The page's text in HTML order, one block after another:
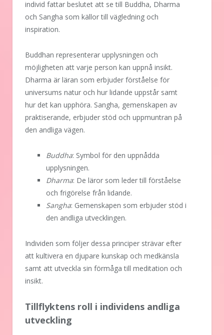
individ fattar beslutet att se till Buddha, Dharma
och Sangha som källor till vägledning och
inspiration.
Buddhan representerar upplysningen och
möjligheten att varje person kan uppnå insikt.
Dharma är läran som erbjuder förståelse för
universums natur och hur lidande uppstår samt
hur det kan upphöra. Sangha, gemenskapen av
praktiserande, erbjuder stöd och uppmuntran på
den andliga vägen.
Buddha: Symbol för den uppnådda
upplysningen.
Dharma: De läror som leder till förståelse
och frigörelse från lidande.
Sangha: Gemenskapen som erbjuder stöd i
den andliga utvecklingen.
Individen som följer dessa principer strävar efter
att kultivera en djupare kunskap och medkänsla
samt att utveckla sin förmåga till meditation och
insikt.
Tillflyktens roll i individens andliga
utveckling